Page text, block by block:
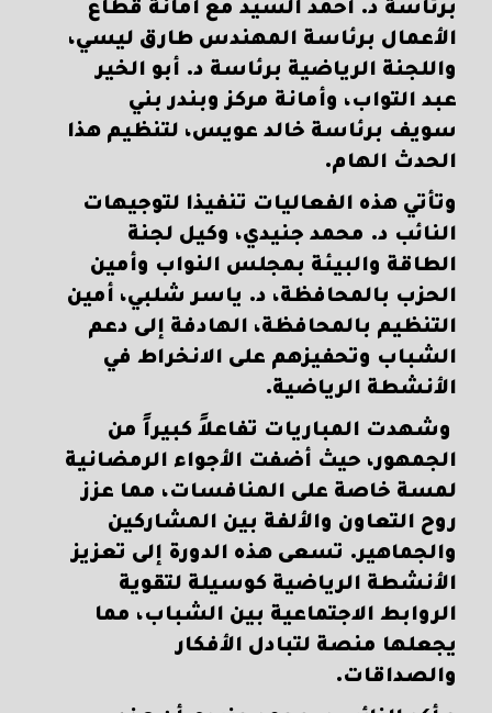
برئاسة د. أحمد السيد مع أمانة قطاع
الأعمال برئاسة المهندس طارق ليسي،
واللجنة الرياضية برئاسة د. أبو الخير
عبد التواب، وأمانة مركز وبندر بني
سويف برئاسة خالد عويس، لتنظيم هذا
الحدث الهام.
وتأتي هذه الفعاليات تنفيذا لتوجيهات
النائب د. محمد جنيدي، وكيل لجنة
الطاقة والبيئة بمجلس النواب وأمين
الحزب بالمحافظة، د. ياسر شلبي، أمين
التنظيم بالمحافظة، الهادفة إلى دعم
الشباب وتحفيزهم على الانخراط في
الأنشطة الرياضية.
وشهدت المباريات تفاعلاً كبيراً من
الجمهور، حيث أضفت الأجواء الرمضانية
لمسة خاصة على المنافسات، مما عزز
روح التعاون والألفة بين المشاركين
والجماهير. تسعى هذه الدورة إلى تعزيز
الأنشطة الرياضية كوسيلة لتقوية
الروابط الاجتماعية بين الشباب، مما
يجعلها منصة لتبادل الأفكار
والصداقات.